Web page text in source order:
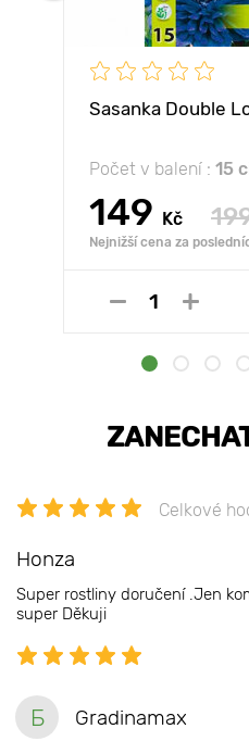
Sasanka Double
Počet v balení : 15
149 Kč
Nejnižší cena za
Celkové
Honza
Super rostliny doručení .Jen
super Děkuji
Б Gradinamax